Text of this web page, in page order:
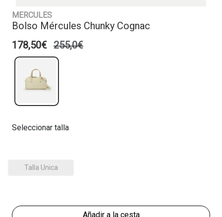
MERCULES
Bolso Mércules Chunky Cognac
178,50€ 255,0€
Seleccionar talla
Talla Unica